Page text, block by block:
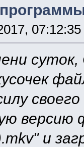
суток,
версию
и